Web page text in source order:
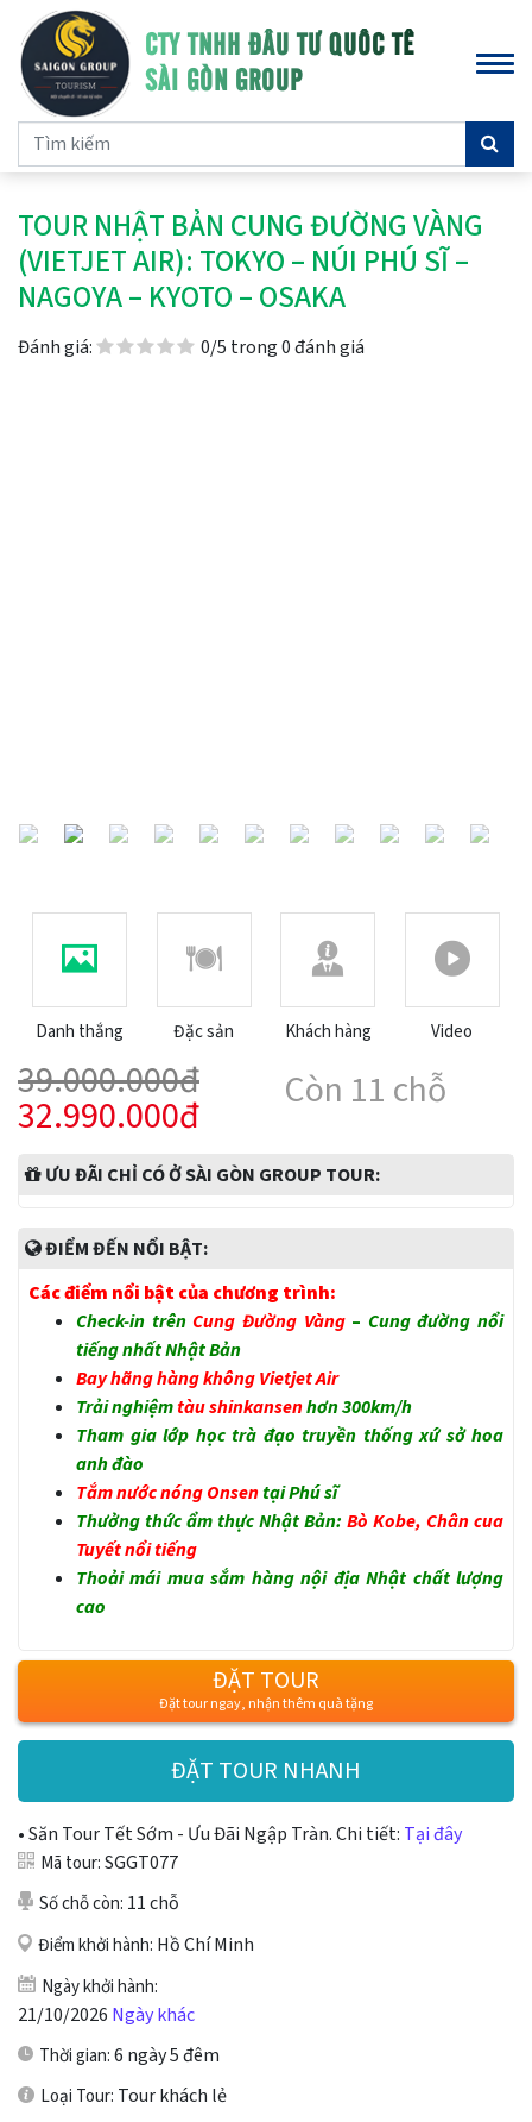
CTY TNHH ĐẦU TƯ QUỐC TẾ
SÀI GÒN GROUP
TOUR NHẬT BẢN CUNG ĐƯỜNG VÀNG
(VIETJET AIR): TOKYO – NÚI PHÚ SĨ –
NAGOYA – KYOTO – OSAKA
Đánh giá: 0/5 trong 0 đánh giá
Danh thắng Đặc sản Khách hàng Video
39.000.000đ
32.990.000đ
Còn 11 chỗ
ƯU ĐÃI CHỈ CÓ Ở SÀI GÒN GROUP TOUR:
ĐIỂM ĐẾN NỔI BẬT:
Các điểm nổi bật của chương trình:
Check-in trên Cung Đường Vàng – Cung đường nổi
tiếng nhất Nhật Bản
Bay hãng hàng không Vietjet Air
Trải nghiệmtàu shinkansenhơn 300km/h
Tham gia lớp học trà đạo truyền thống xứ sở hoa
anh đào
Tắm nước nóng Onsentại Phú sĩ
Thưởng thức ẩm thực Nhật Bản: Bò Kobe, Chân cua
Tuyết nổi tiếng
Thoải mái mua sắm hàng nội địa Nhật chất lượng
cao
ĐẶT TOUR
Đặt tour ngay, nhận thêm quà tặng
ĐẶT TOUR NHANH
• Săn Tour Tết Sớm - Ưu Đãi Ngập Tràn. Chi tiết: Tại đây
Mã tour:SGGT077
Số chỗ còn: 11 chỗ
Điểm khởi hành: Hồ Chí Minh
Ngày khởi hành:
21/10/2026 Ngày khác
Thời gian:6 ngày 5 đêm
Loại Tour: Tour khách lẻ